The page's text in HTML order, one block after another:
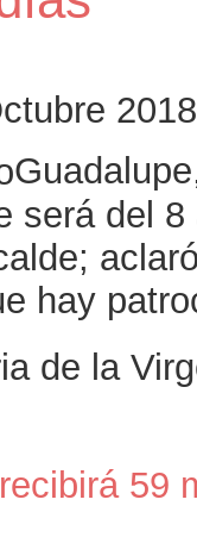
2018
será del
hay
de la
59